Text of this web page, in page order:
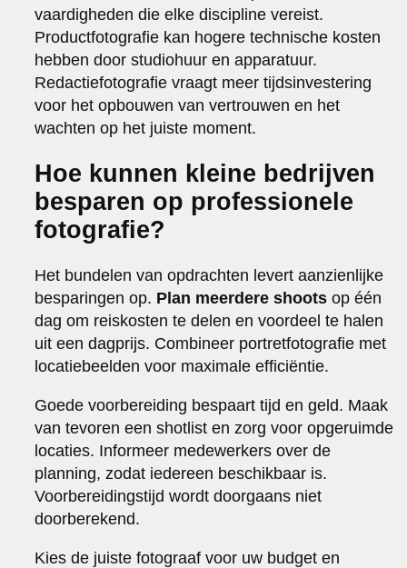
vaardigheden die elke discipline vereist.
Productfotografie kan hogere technische kosten
hebben door studiohuur en apparatuur.
Redactiefotografie vraagt meer tijdsinvestering
voor het opbouwen van vertrouwen en het
wachten op het juiste moment.
Hoe kunnen kleine bedrijven
besparen op professionele
fotografie?
Het bundelen van opdrachten levert aanzienlijke
besparingen op. Plan meerdere shoots op één
dag om reiskosten te delen en voordeel te halen
uit een dagprijs. Combineer portretfotografie met
locatiebeelden voor maximale efficiëntie.
Goede voorbereiding bespaart tijd en geld. Maak
van tevoren een shotlist en zorg voor opgeruimde
locaties. Informeer medewerkers over de
planning, zodat iedereen beschikbaar is.
Voorbereidingstijd wordt doorgaans niet
doorberekend.
Kies de juiste fotograaf voor uw budget en